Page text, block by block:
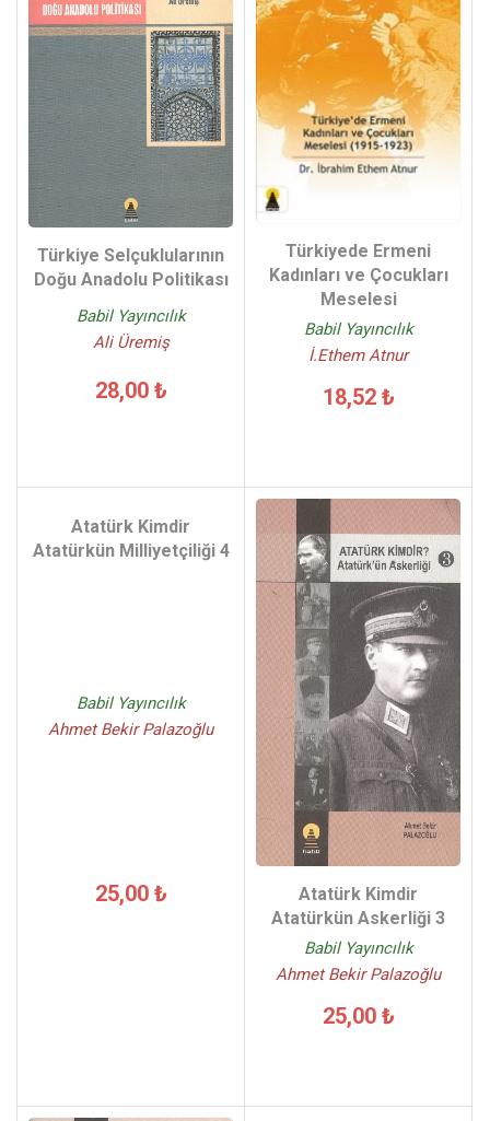
Türkiye Selçuklularının
Doğu Anadolu Politikası
Babil Yayıncılık
Ali Üremiş
28,00 ₺
Türkiyede Ermeni
Kadınları ve Çocukları
Meselesi
Babil Yayıncılık
İ.Ethem Atnur
18,52 ₺
Atatürk Kimdir
Atatürkün Milliyetçiliği 4
Babil Yayıncılık
Ahmet Bekir Palazoğlu
25,00 ₺
Atatürk Kimdir
Atatürkün Askerliği 3
Babil Yayıncılık
Ahmet Bekir Palazoğlu
25,00 ₺